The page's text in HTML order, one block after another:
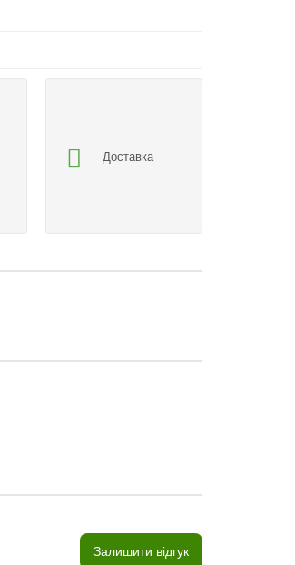
Доставка
Залишити відгук